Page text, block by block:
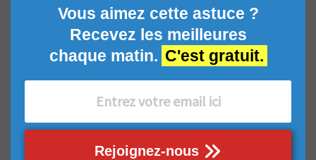
Vous aimez cette astuce ?
Recevez les meilleures
chaque matin. C'est gratuit.
Rejoignez-nous